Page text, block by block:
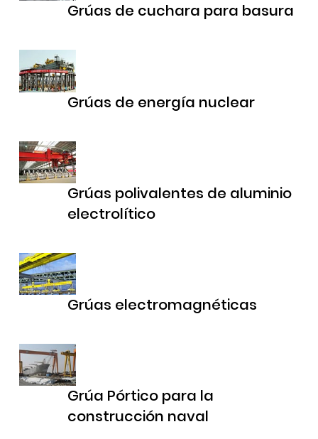
Grúas de cuchara para basura
Grúas de energía nuclear
Grúas polivalentes de aluminio
electrolítico
Grúas electromagnéticas
Grúa Pórtico para la
construcción naval